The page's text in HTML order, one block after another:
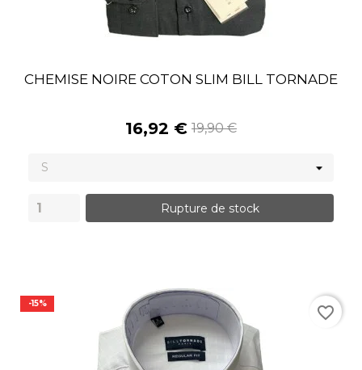
CHEMISE NOIRE COTON SLIM BILL TORNADE
16,92 € 19,90 €
Rupture de stock
-15% favorite_border